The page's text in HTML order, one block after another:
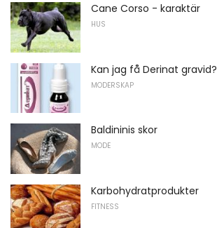
Cane Corso - karaktär
HUS
Kan jag få Derinat gravid?
MODERSKAP
Baldininis skor
MODE
Karbohydratprodukter
FITNESS